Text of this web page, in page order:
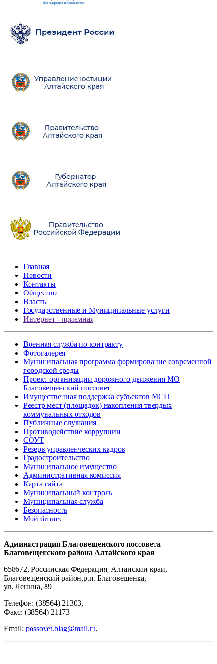
Главная
Новости
Контакты
Общество
Власть
Государственные и Муниципальные услуги
Интернет - приемная
Военная служба по контракту
Фотогалерея
Муниципальная программа формирование современной
городской среды
Проект организации дорожного движения МО
Благовещенский поссовет
Имущественная поддержка субъектов МСП
Реестр мест (площадок) накопления твердых
коммунальных отходов
Публичные слушания
Противодействие коррупции
СОУТ
Резерв управленческих кадров
Градостроительство
Муниципальное имущество
Административная комиссия
Карта сайта
Муниципальный контроль
Муниципальная служба
Безопасность
Мой бизнес
Администрация Благовещенского поссовета
Благовещенского района Алтайского края
658672, Российская Федерация, Алтайский край,
Благовещенский район,р.п. Благовещенка,
ул. Ленина, 89
Телефон: (38564) 21303,
Факс: (38564) 21173
Email: possovet.blag@mail.ru,